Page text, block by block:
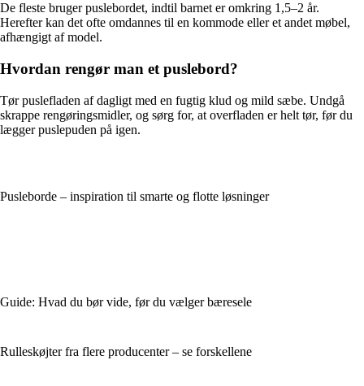
De fleste bruger puslebordet, indtil barnet er omkring 1,5–2 år.
Herefter kan det ofte omdannes til en kommode eller et andet møbel,
afhængigt af model.
Hvordan rengør man et puslebord?
Tør puslefladen af dagligt med en fugtig klud og mild sæbe. Undgå
skrappe rengøringsmidler, og sørg for, at overfladen er helt tør, før du
lægger puslepuden på igen.
Pusleborde – inspiration til smarte og flotte løsninger
Guide: Hvad du bør vide, før du vælger bæresele
Rulleskøjter fra flere producenter – se forskellene